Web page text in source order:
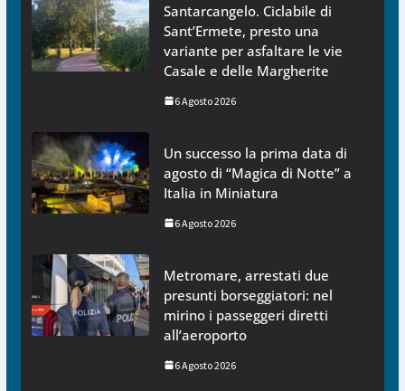
Santarcangelo. Ciclabile di
Sant’Ermete, presto una
variante per asfaltare le vie
Casale e delle Margherite
6 Agosto 2026
Un successo la prima data di
agosto di “Magica di Notte” a
Italia in Miniatura
6 Agosto 2026
Metromare, arrestati due
presunti borseggiatori: nel
mirino i passeggeri diretti
all’aeroporto
6 Agosto 2026